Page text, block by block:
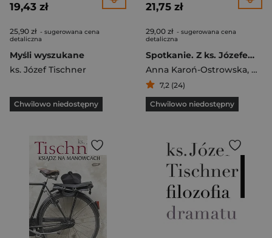
19,43 zł
25,90 zł - sugerowana cena
detaliczna
Myśli wyszukane
ks. Józef Tischner
Chwilowo niedostępny
21,75 zł
29,00 zł - sugerowana cena
detaliczna
Spotkanie. Z ks. Józefem Tischnerem rozmawia Anna Karoń-Ostrowska
Anna Karoń-Ostrowska, ks.
7,2 (24)
Chwilowo niedostępny